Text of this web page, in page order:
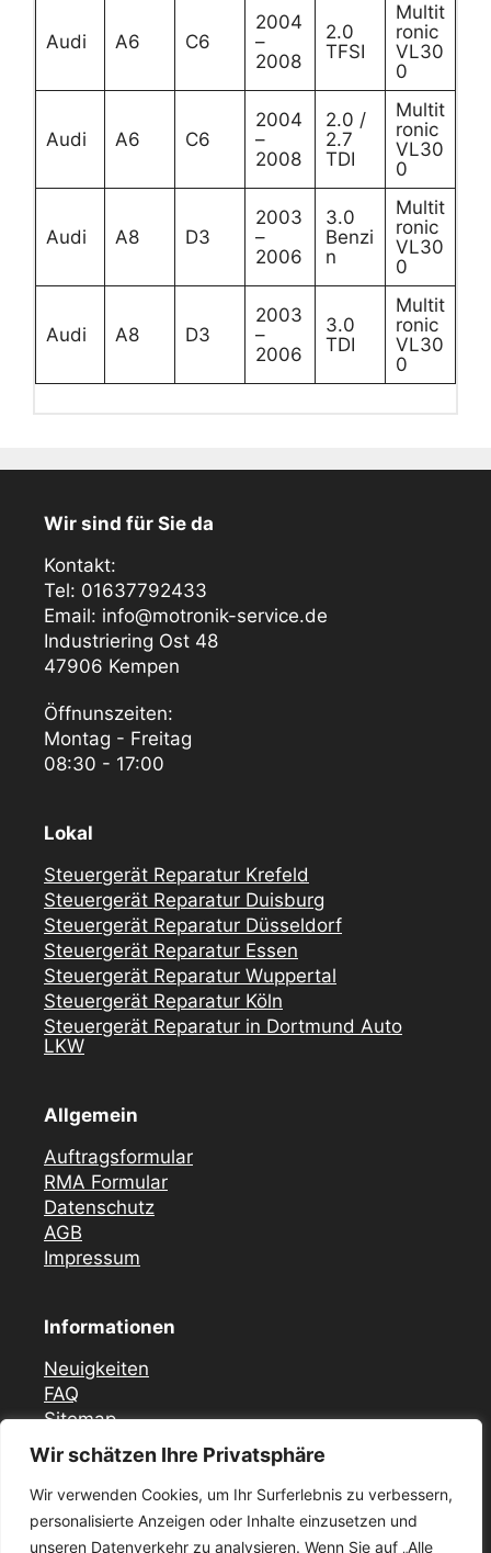
Wir schätzen Ihre Privatsphäre
Wir verwenden Cookies, um Ihr Surferlebnis zu verbessern,
personalisierte Anzeigen oder Inhalte einzusetzen und
unseren Datenverkehr zu analysieren. Wenn Sie auf „Alle
Audi A6 C6
2004
–
2008
2.0
TFSI
Multit
ronic
VL30
0
Audi A6 C6
2004
–
2008
2.0 /
2.7
TDI
Multit
ronic
VL30
0
Audi A8 D3
2003
–
2006
3.0
Benzi
n
Multit
ronic
VL30
0
Audi A8 D3
2003
–
2006
3.0
TDI
Multit
ronic
VL30
0
Wir sind für Sie da
Kontakt:
Tel: 01637792433
Email: info@motronik-service.de
Industriering Ost 48
47906 Kempen
Öffnunszeiten:
Montag - Freitag
08:30 - 17:00
Lokal
Steuergerät Reparatur Krefeld
Steuergerät Reparatur Duisburg
Steuergerät Reparatur Düsseldorf
Steuergerät Reparatur Essen
Steuergerät Reparatur Wuppertal
Steuergerät Reparatur Köln
Steuergerät Reparatur in Dortmund Auto
LKW
Allgemein
Auftragsformular
RMA Formular
Datenschutz
AGB
Impressum
Informationen
Neuigkeiten
FAQ
Sitemap
Vor Ort Notfall Service
Mercedes Zündschloss ELV Reparatur
Düsseldorf